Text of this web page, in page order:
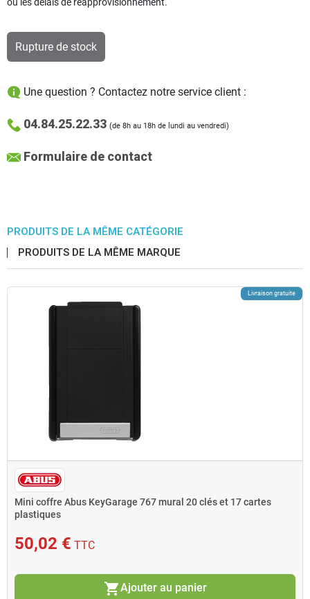
Rupture de stock
Une question ? Contactez notre service client :
04.84.25.22.33 (de 8h au 18h de lundi au vendredi)
Formulaire de contact
PRODUITS DE LA MÊME CATÉGORIE
PRODUITS DE LA MÊME MARQUE
Livraison gratuite
Mini coffre Abus KeyGarage 767 mural 20 clés et 17 cartes
plastiques
50,02 € TTC
shopping_cartAjouter au panier